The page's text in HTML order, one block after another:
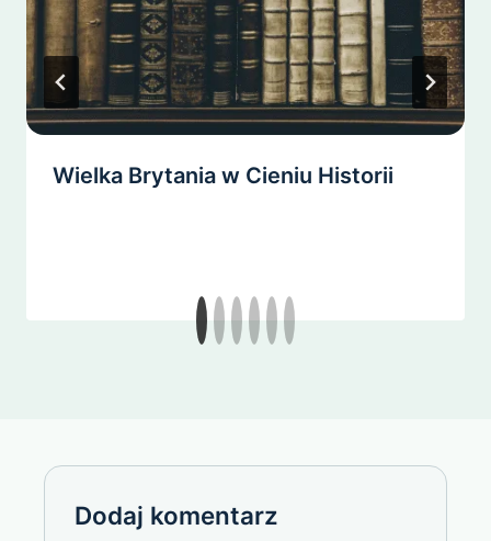
Wielka Brytania w Cieniu Historii
Dodaj komentarz